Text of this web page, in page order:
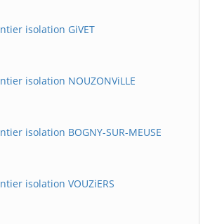
isolation GiVET
isolation NOUZONViLLE
isolation BOGNY-SUR-MEUSE
isolation VOUZiERS